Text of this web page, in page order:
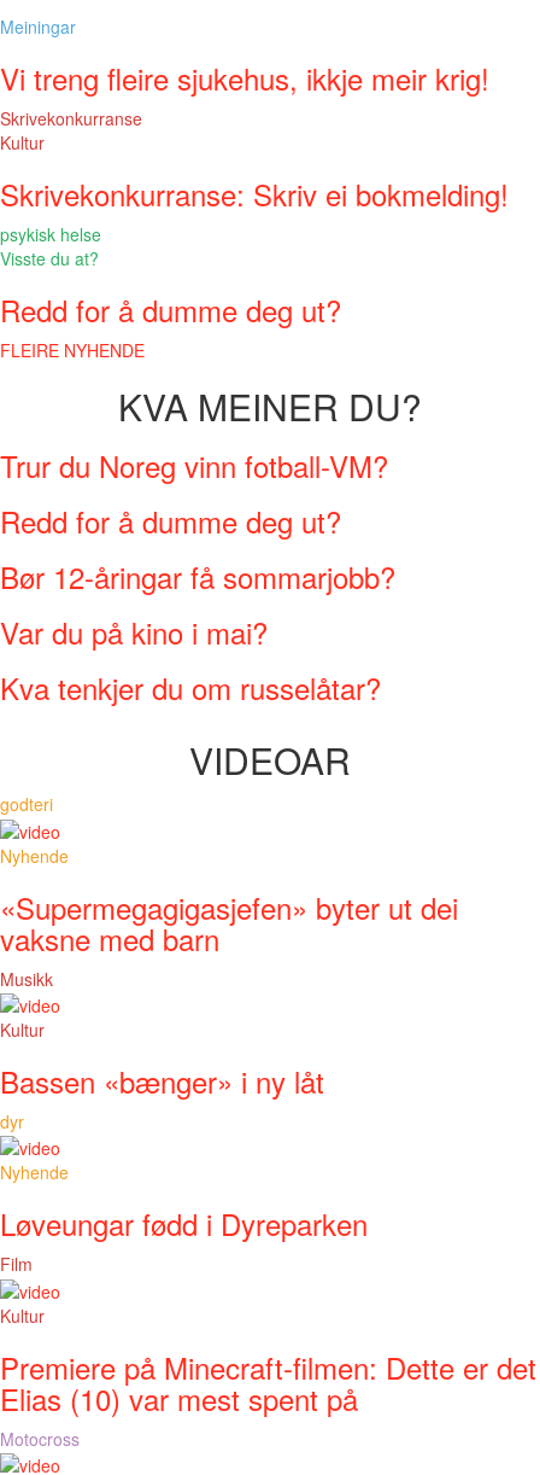
Meiningar
Vi treng fleire sjukehus, ikkje meir krig!
Skrivekonkurranse
Kultur
Skrivekonkurranse: Skriv ei bokmelding!
psykisk helse
Visste du at?
Redd for å dumme deg ut?
FLEIRE NYHENDE
KVA MEINER DU?
Trur du Noreg vinn fotball-VM?
Redd for å dumme deg ut?
Bør 12-åringar få sommarjobb?
Var du på kino i mai?
Kva tenkjer du om russelåtar?
VIDEOAR
godteri
Nyhende
«Supermegagigasjefen» byter ut dei
vaksne med barn
Musikk
Kultur
Bassen «bænger» i ny låt
dyr
Nyhende
Løveungar fødd i Dyreparken
Film
Kultur
Premiere på Minecraft-filmen: Dette er det
Elias (10) var mest spent på
Motocross